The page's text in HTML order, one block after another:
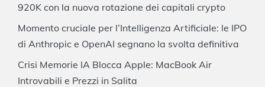
920K con la nuova rotazione dei capitali crypto
Momento cruciale per l’Intelligenza Artificiale: le IPO
di Anthropic e OpenAI segnano la svolta definitiva
Crisi Memorie IA Blocca Apple: MacBook Air
Introvabili e Prezzi in Salita